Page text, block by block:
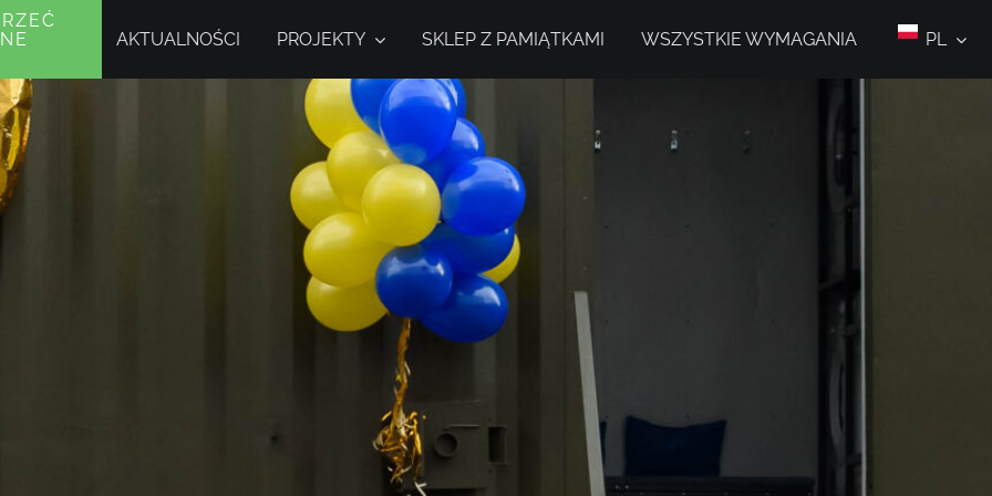
AKTUALNOŚCI PROJEKTY SKLEP Z PAMIĄTKAMI WSZYSTKIE WYMAGANIA PL